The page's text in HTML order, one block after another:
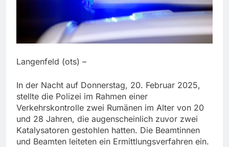
Langenfeld (ots) –
In der Nacht auf Donnerstag, 20. Februar 2025,
stellte die Polizei im Rahmen einer
Verkehrskontrolle zwei Rumänen im Alter von 20
und 28 Jahren, die augenscheinlich zuvor zwei
Katalysatoren gestohlen hatten. Die Beamtinnen
und Beamten leiteten ein Ermittlungsverfahren ein.